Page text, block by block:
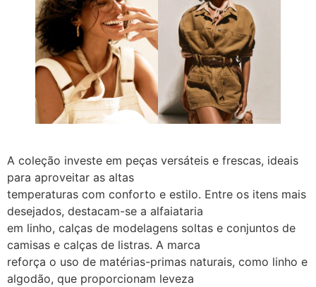
A coleção investe em peças versáteis e frescas, ideais
para aproveitar as altas
temperaturas com conforto e estilo. Entre os itens mais
desejados, destacam-se a alfaiataria
em linho, calças de modelagens soltas e conjuntos de
camisas e calças de listras. A marca
reforça o uso de matérias-primas naturais, como linho e
algodão, que proporcionam leveza